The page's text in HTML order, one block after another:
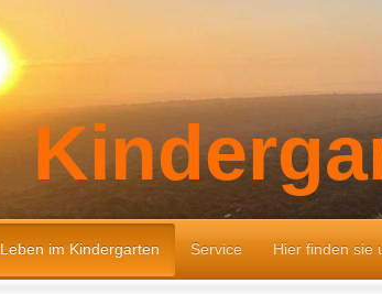
Leben im Kindergarten Service Hier finden sie